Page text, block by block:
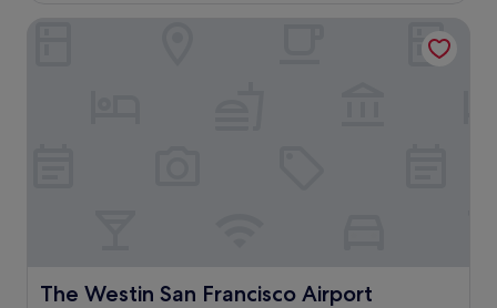
The Westin San Francisco Airport
The Westin San Francisco Airport